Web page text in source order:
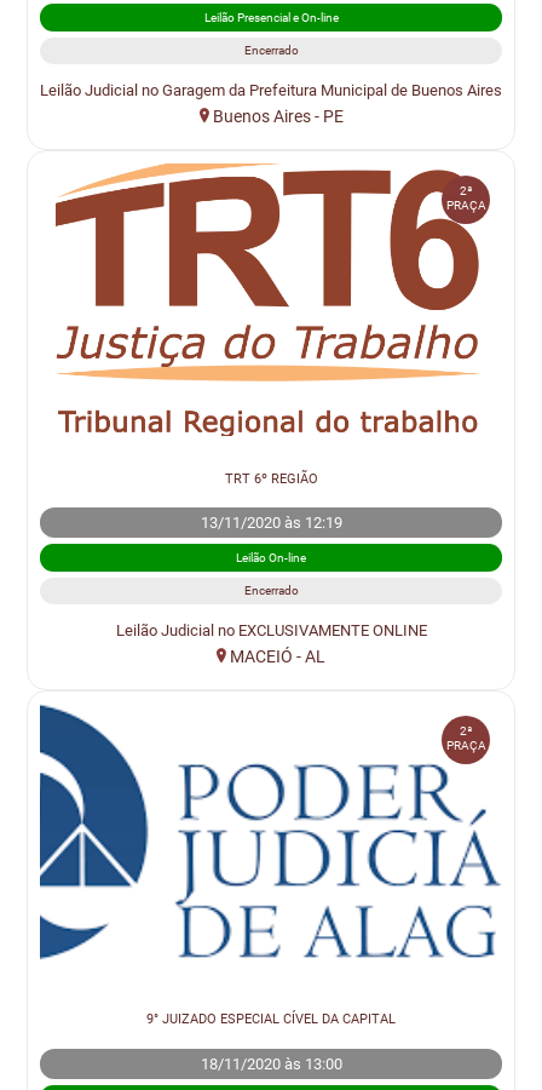
Leilão Presencial e On-line
Encerrado
Leilão Judicial no Garagem da Prefeitura Municipal de Buenos Aires
Buenos Aires - PE
2ª
PRAÇA
TRT 6º REGIÃO
13/11/2020 às 12:19
Leilão On-line
Encerrado
Leilão Judicial no EXCLUSIVAMENTE ONLINE
MACEIÓ - AL
2ª
PRAÇA
9° JUIZADO ESPECIAL CÍVEL DA CAPITAL
18/11/2020 às 13:00